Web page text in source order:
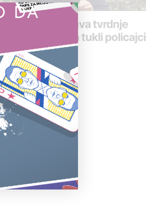
proverava tvrdnje
da su ga tukli policajci
oktobar 2019.
DA